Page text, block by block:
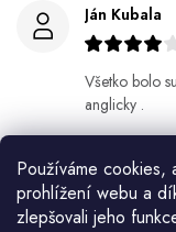
Používáme cookies,
prohlížení webu a
zlepšovali jeho
Ján Kubala
Všetko bolo
anglicky .
Velmi rychlé